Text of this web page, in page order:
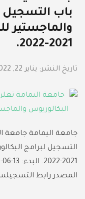
باب التسجيل
والماجستير
2021-2022.
تاريخ النشر: يناير 22, 2022
جامعة اليمامة جامعة
التسجيل لبرامج
المصدر رابط